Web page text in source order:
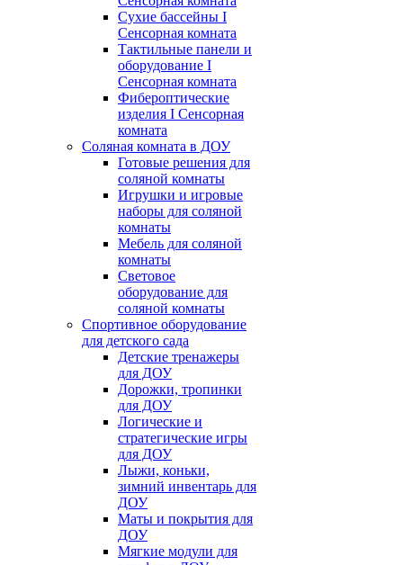
Сухие бассейны I
Сенсорная комната
Тактильные панели и
оборудование I
Сенсорная комната
Фибероптические
изделия I Сенсорная
комната
Соляная комната в ДОУ
Готовые решения для
соляной комнаты
Игрушки и игровые
наборы для соляной
комнаты
Мебель для соляной
комнаты
Световое
оборудование для
соляной комнаты
Спортивное оборудование
для детского сада
Детские тренажеры
для ДОУ
Дорожки, тропинки
для ДОУ
Логические и
стратегические игры
для ДОУ
Лыжи, коньки,
зимний инвентарь для
ДОУ
Маты и покрытия для
ДОУ
Мягкие модули для